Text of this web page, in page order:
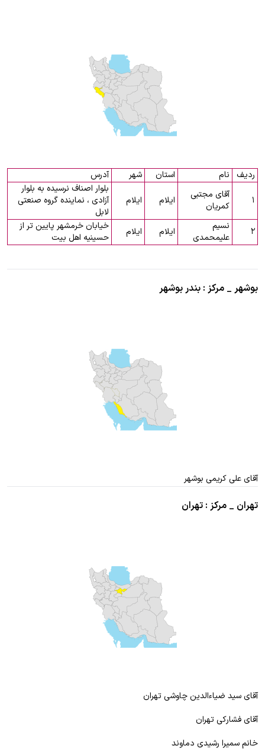
ردیف نام استان شهر آدرس
۱
آقای مجتبی
کمریان
ایلام ایلام
بلوار اصناف نرسیده به بلوار
آزادی ، نماینده گروه صنعتی
لابل
۲
نسیم
علیمحمدی
ایلام ایلام
خیابان خرمشهر پایین تر از
حسینیه اهل بیت
بوشهر _ مرکز : بندر بوشهر
آقای علی کریمی بوشهر
تهران _ مرکز : تهران
آقای سید ضیاءالدین چاوشی تهران
آقای فشارکی تهران
خانم سمیرا رشیدی دماوند